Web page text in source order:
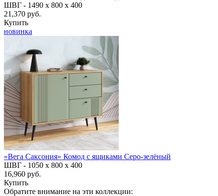
ШВГ - 1490 х 800 х 400
21,370 руб.
Купить
новинка
«Вега Саксония» Комод с ящиками Серо-зелёный
ШВГ - 1050 х 800 х 400
16,960 руб.
Купить
Обратите внимание на эти коллекции: